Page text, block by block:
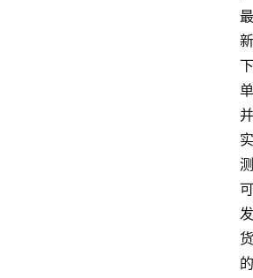
最
新
下
单
并
实
测
可
发
货
的